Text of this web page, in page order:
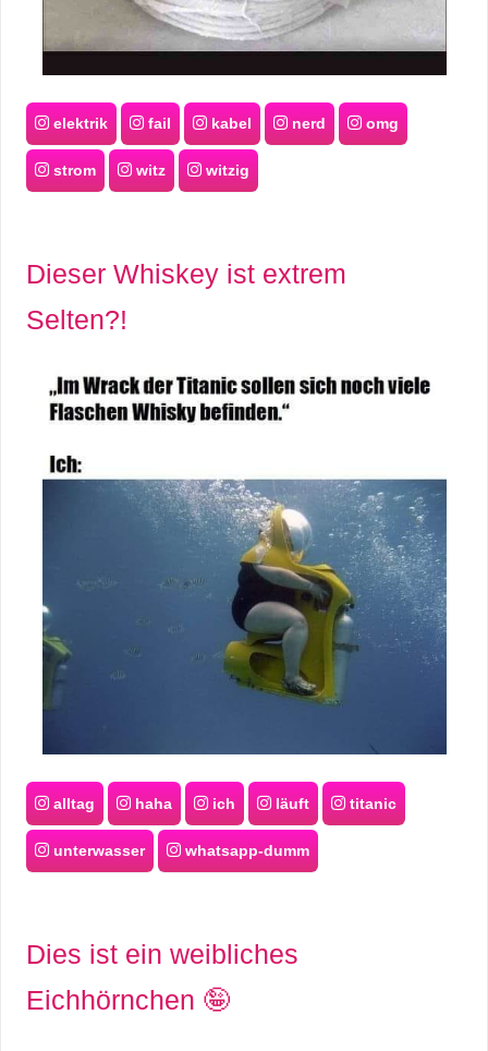
elektrik fail kabel nerd omg
strom witz witzig
Dieser Whiskey ist extrem
Selten?!
alltag haha ich läuft titanic
unterwasser whatsapp-dumm
Dies ist ein weibliches
Eichhörnchen 🤪